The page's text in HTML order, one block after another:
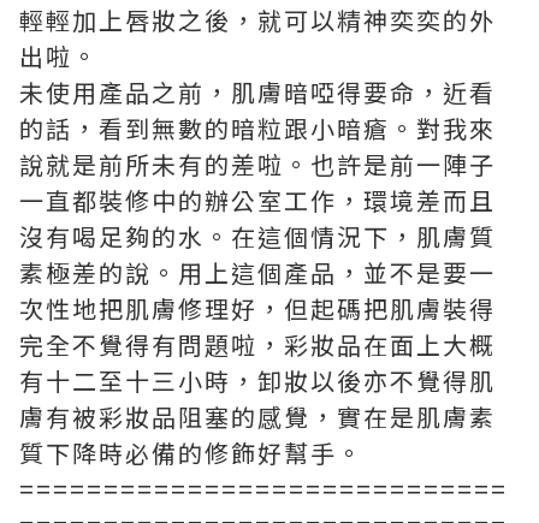
輕輕加上唇妝之後，就可以精神奕奕的外
出啦。
未使用產品之前，肌膚暗啞得要命，近看
的話，看到無數的暗粒跟小暗瘡。對我來
說就是前所未有的差啦。也許是前一陣子
一直都裝修中的辦公室工作，環境差而且
沒有喝足夠的水。在這個情況下，肌膚質
素極差的說。用上這個產品，並不是要一
次性地把肌膚修理好，但起碼把肌膚裝得
完全不覺得有問題啦，彩妝品在面上大概
有十二至十三小時，卸妝以後亦不覺得肌
膚有被彩妝品阻塞的感覺，實在是肌膚素
質下降時必備的修飾好幫手。
=============================